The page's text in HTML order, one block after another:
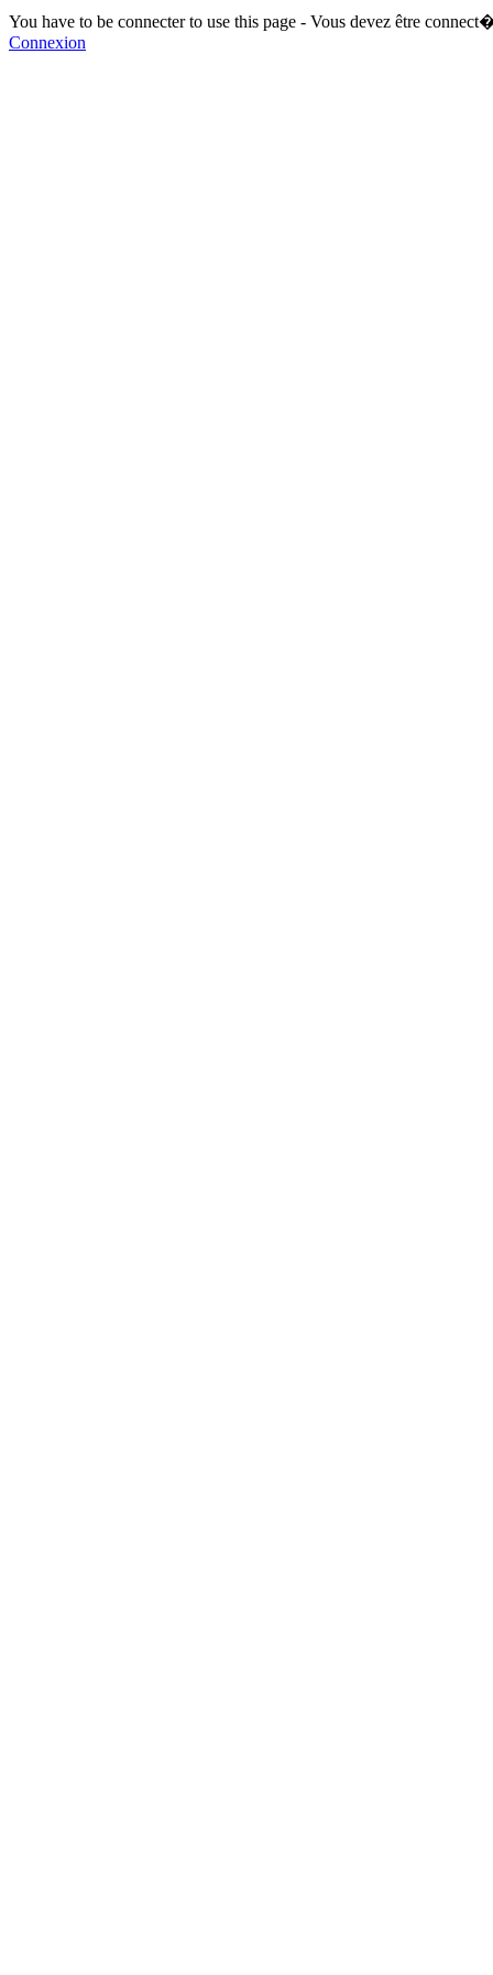
You have to be connecter to use this page - Vous devez être
Connexion